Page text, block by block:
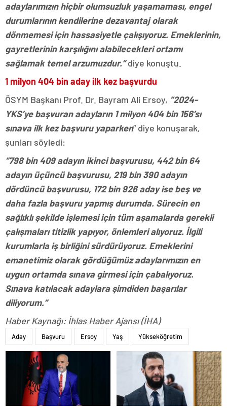
adaylarımızın hiçbir olumsuzluk yaşamaması, engel
durumlarının kendilerine dezavantaj olarak
dönmemesi için hassasiyetle çalışıyoruz. Emeklerinin,
gayretlerinin karşılığını alabilecekleri ortamı
sağlamak temel arzumuzdur.”diye konuştu.
1 milyon 404 bin aday ilk kez başvurdu
ÖSYM Başkanı Prof. Dr. Bayram Ali Ersoy, “2024-
YKS’ye başvuran adayların 1 milyon 404 bin 156’sı
sınava ilk kez başvuru yaparken” diye konuşarak,
şunları söyledi:
“798 bin 409 adayın ikinci başvurusu, 442 bin 64
adayın üçüncü başvurusu, 219 bin 390 adayın
dördüncü başvurusu, 172 bin 926 aday ise beş ve
daha fazla başvuru yapmış durumda. Sürecin en
sağlıklı şekilde işlemesi için tüm aşamalarda gerekli
çalışmaları titizlik yapıyor, önlemleri alıyoruz. İlgili
kurumlarla iş birliğini sürdürüyoruz. Emeklerini
emanetimiz olarak gördüğümüz adaylarımızın en
uygun ortamda sınava girmesi için çabalıyoruz.
Sınava katılacak adaylara şimdiden başarılar
diliyorum.”
Haber Kaynağı: İhlas Haber Ajansı (İHA)
Aday Başvuru Ersoy Yaş Yükseköğretim